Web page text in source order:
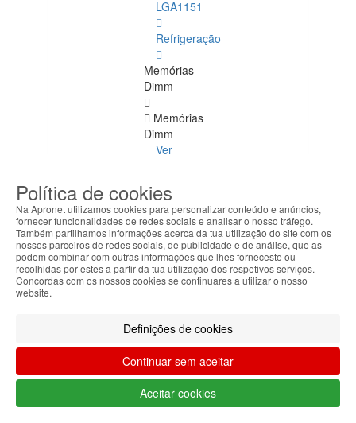
LGA1151
Refrigeração
Memórias
Dimm
Memórias
Dimm
Ver
DDR
4
ECC
DDR
1
2
DDR
3
DDR
Política de cookies
Na Apronet utilizamos cookies para personalizar conteúdo e anúncios,
fornecer funcionalidades de redes sociais e analisar o nosso tráfego.
Também partilhamos informações acerca da tua utilização do site com os
nossos parceiros de redes sociais, de publicidade e de análise, que as
podem combinar com outras informações que lhes forneceste ou
recolhidas por estes a partir da tua utilização dos respetivos serviços.
Concordas com os nossos cookies se continuares a utilizar o nosso
website.
Definições de cookies
Continuar sem aceitar
Aceitar cookies